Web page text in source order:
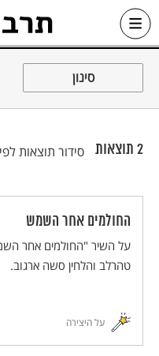
Skip
כל האתר
סינון
2 תוצאות סידור תוצאות לפי
החולמים אחר השמש
על השיר "החולמים אחר
טהרלב והלחין סשה ארגוב.
על היצירה